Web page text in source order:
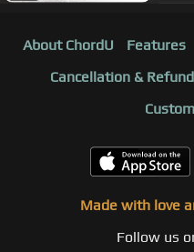
About ChordU Features
Cancellation &
Made with love
Follow us